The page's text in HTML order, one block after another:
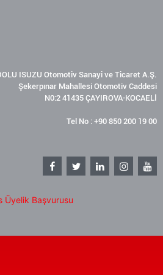
ISUZU Otomotiv Sanayi ve Ticaret A.Ş.
Şekerpınar Mahallesi Otomotiv Caddesi
N0:2 41435 ÇAYIROVA-KOCAELİ
Tel No : +90 850 200 19 00
Üyelik Başvurusu